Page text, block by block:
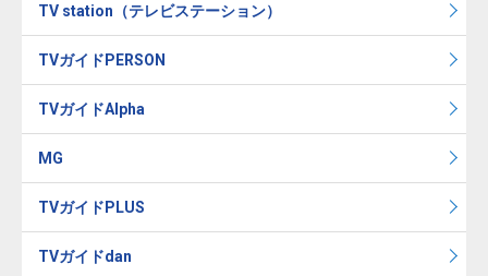
TV station（テレビステーション）
TVガイドPERSON
TVガイドAlpha
MG
TVガイドPLUS
TVガイドdan